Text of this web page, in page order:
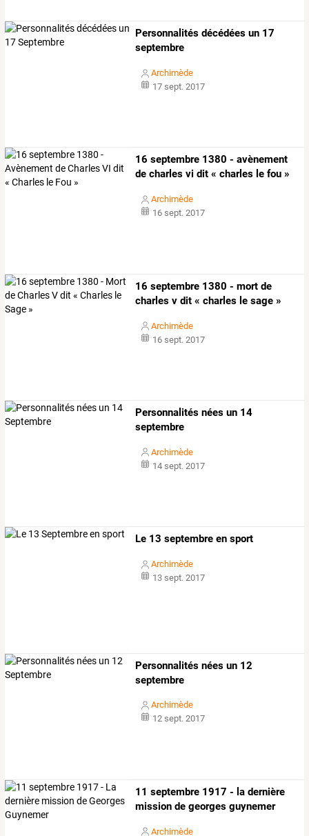
Personnalités décédées un 17
septembre
Archimède
17 sept. 2017
16 septembre 1380 - avènement
de charles vi dit « charles le fou »
Archimède
16 sept. 2017
16 septembre 1380 - mort de
charles v dit « charles le sage »
Archimède
16 sept. 2017
Personnalités nées un 14
septembre
Archimède
14 sept. 2017
Le 13 septembre en sport
Archimède
13 sept. 2017
Personnalités nées un 12
septembre
Archimède
12 sept. 2017
11 septembre 1917 - la dernière
mission de georges guynemer
Archimède